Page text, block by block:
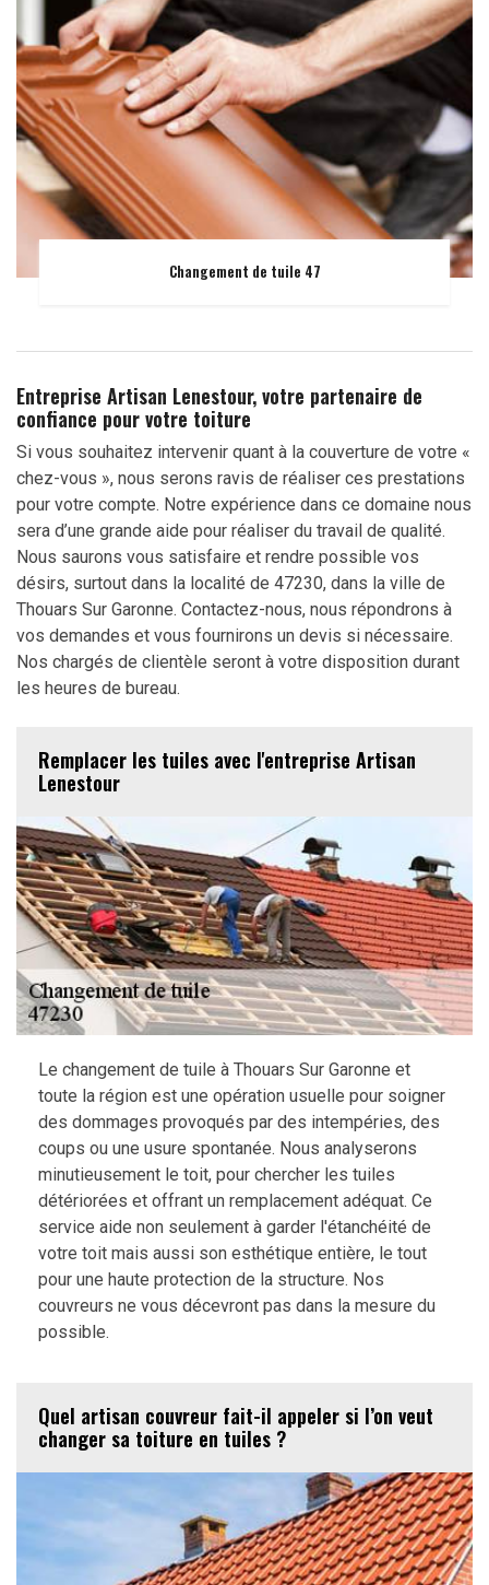
Changement de tuile 47
Entreprise Artisan Lenestour, votre partenaire de
confiance pour votre toiture
Si vous souhaitez intervenir quant à la couverture de votre «
chez-vous », nous serons ravis de réaliser ces prestations
pour votre compte. Notre expérience dans ce domaine nous
sera d’une grande aide pour réaliser du travail de qualité.
Nous saurons vous satisfaire et rendre possible vos
désirs, surtout dans la localité de 47230, dans la ville de
Thouars Sur Garonne. Contactez-nous, nous répondrons à
vos demandes et vous fournirons un devis si nécessaire.
Nos chargés de clientèle seront à votre disposition durant
les heures de bureau.
Remplacer les tuiles avec l'entreprise Artisan
Lenestour
Le changement de tuile à Thouars Sur Garonne et
toute la région est une opération usuelle pour soigner
des dommages provoqués par des intempéries, des
coups ou une usure spontanée. Nous analyserons
minutieusement le toit, pour chercher les tuiles
détériorées et offrant un remplacement adéquat. Ce
service aide non seulement à garder l'étanchéité de
votre toit mais aussi son esthétique entière, le tout
pour une haute protection de la structure. Nos
couvreurs ne vous décevront pas dans la mesure du
possible.
Quel artisan couvreur fait-il appeler si l’on veut
changer sa toiture en tuiles ?